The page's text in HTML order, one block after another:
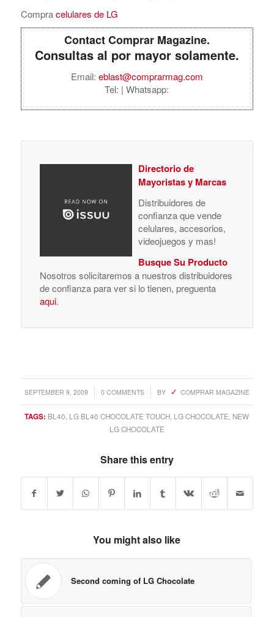
Compracelulares de LG
Contact Comprar Magazine.
Consultas al por mayor solamente.
Email: eblast@comprarmag.com
Tel: | Whatsapp:
Directorio de
Mayoristas y Marcas
Distribuidores de
confianza que vende
celulares, accesorios,
videojuegos y mas!
Busque Su Producto
Nosotros solicitaremos a nuestros distribuidores
de confianza para ver si lo tienen, preguenta
aqui.
SEPTEMBER 9, 2009
/ 0 COMMENTS
/ BY COMPRAR MAGAZINE
TAGS: BL40 LG BL40 CHOCOLATE TOUCH LG CHOCOLATE NEW
LG CHOCOLATE
Share this entry
You might also like
Second coming of LG Chocolate